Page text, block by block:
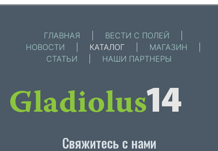
ГЛАВНАЯ ВЕСТИ С ПОЛЕЙ
НОВОСТИ
КАТАЛОГ МАГАЗИН
СТАТЬИ
НАШИ ПАРТНЕРЫ
Свяжитесь с нами